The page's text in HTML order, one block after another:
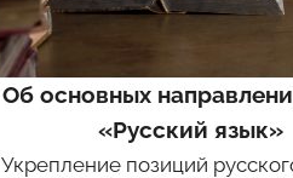
Об основных
«Русский язык»
Укрепление позиций